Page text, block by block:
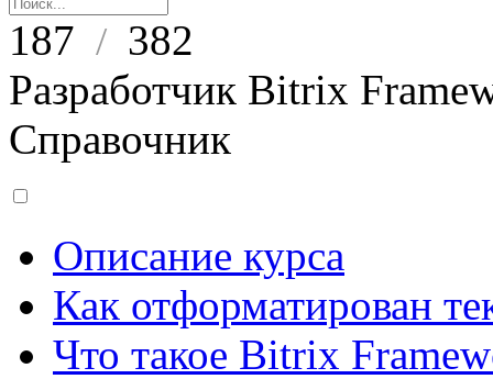
187 / 382
Разработчик Bitrix
Справочник
Описание курса
Как отформатирован
Что такое Bitrix